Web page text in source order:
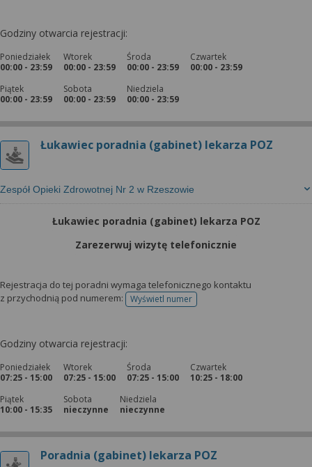
Godziny otwarcia rejestracji:
Poniedziałek
00:00 - 23:59
Wtorek
00:00 - 23:59
Środa
00:00 - 23:59
Czwartek
00:00 - 23:59
Piątek
00:00 - 23:59
Sobota
00:00 - 23:59
Niedziela
00:00 - 23:59
Łukawiec poradnia (gabinet) lekarza POZ
Zespół Opieki Zdrowotnej Nr 2 w Rzeszowie
Łukawiec poradnia (gabinet) lekarza POZ
Zarezerwuj wizytę telefonicznie
Rejestracja do tej poradni wymaga telefonicznego kontaktu
z przychodnią pod numerem:
Wyświetl numertelefonu do rejestracji
Godziny otwarcia rejestracji:
Poniedziałek
07:25 - 15:00
Wtorek
07:25 - 15:00
Środa
07:25 - 15:00
Czwartek
10:25 - 18:00
Piątek
10:00 - 15:35
Sobota
nieczynne
Niedziela
nieczynne
Poradnia (gabinet) lekarza POZ